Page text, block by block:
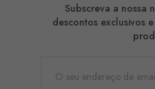
Subscreva a nossa
descontos exclusivos